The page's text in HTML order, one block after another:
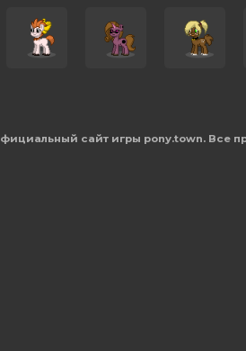
сайт игры pony.town. Все